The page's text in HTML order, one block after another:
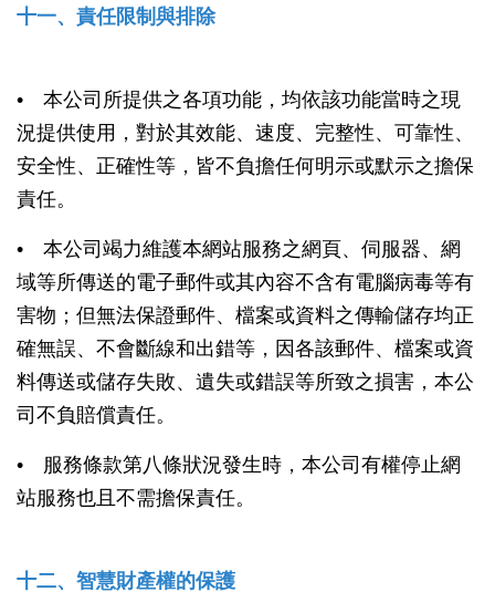
十一、責任限制與排除
• 本公司所提供之各項功能，均依該功能當時之現
況提供使用，對於其效能、速度、完整性、可靠性、
安全性、正確性等，皆不負擔任何明示或默示之擔保
責任。
• 本公司竭力維護本網站服務之網頁、伺服器、網
域等所傳送的電子郵件或其內容不含有電腦病毒等有
害物；但無法保證郵件、檔案或資料之傳輸儲存均正
確無誤、不會斷線和出錯等，因各該郵件、檔案或資
料傳送或儲存失敗、遺失或錯誤等所致之損害，本公
司不負賠償責任。
• 服務條款第八條狀況發生時，本公司有權停止網
站服務也且不需擔保責任。
十二、智慧財產權的保護